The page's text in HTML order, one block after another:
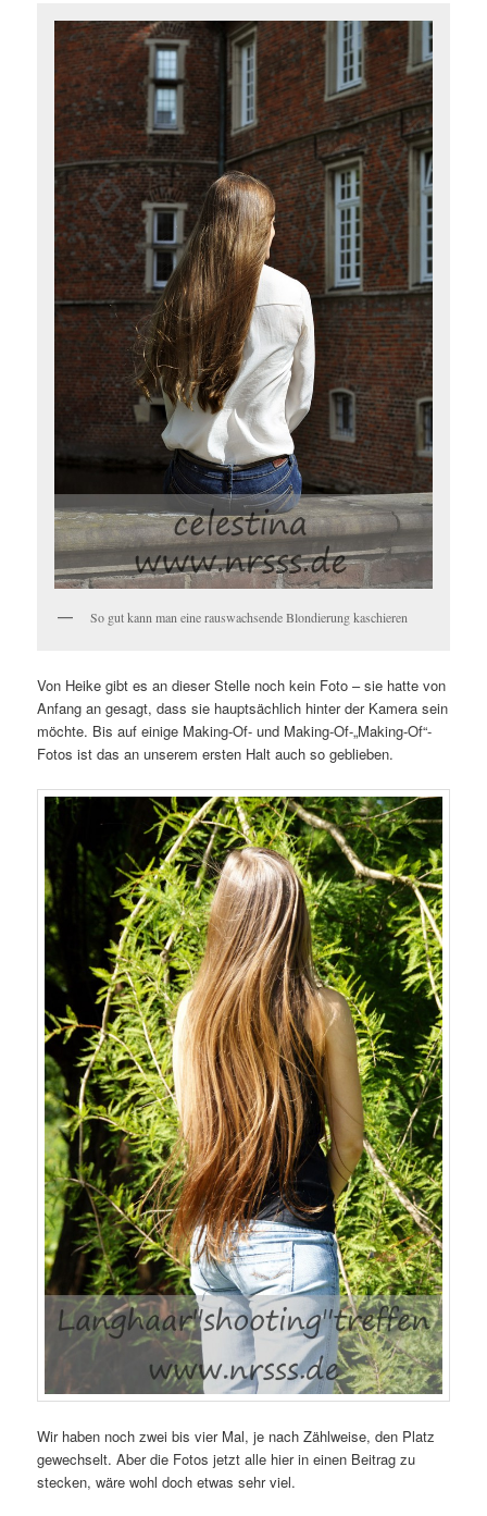
So gut kann man eine rauswachsende Blondierung kaschieren
Von Heike gibt es an dieser Stelle noch kein Foto – sie hatte von
Anfang an gesagt, dass sie hauptsächlich hinter der Kamera sein
möchte. Bis auf einige Making-Of- und Making-Of-„Making-Of“-
Fotos ist das an unserem ersten Halt auch so geblieben.
Wir haben noch zwei bis vier Mal, je nach Zählweise, den Platz
gewechselt. Aber die Fotos jetzt alle hier in einen Beitrag zu
stecken, wäre wohl doch etwas sehr viel.